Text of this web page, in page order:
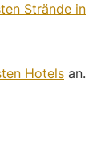
Strände in
Hotels an.